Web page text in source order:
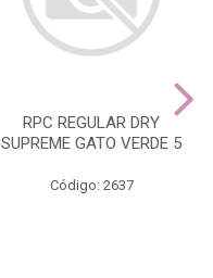
RPC REGULAR DRY
SUPREME GATO VERDE 5
Código: 2637